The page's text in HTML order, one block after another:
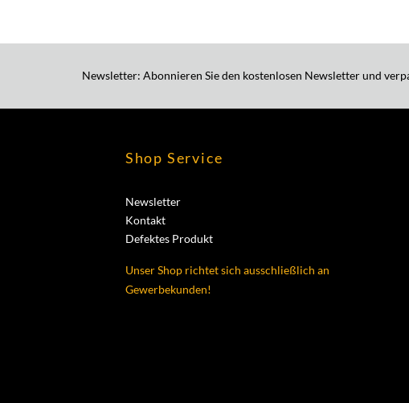
Newsletter: Abonnieren Sie den kostenlosen Newsletter und
Shop Service
Newsletter
Kontakt
Defektes Produkt
Unser Shop richtet sich ausschließlich an
Gewerbekunden!